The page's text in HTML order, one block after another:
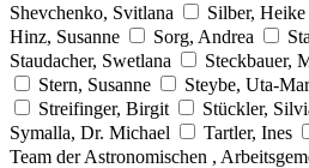
Shevchenko, Svitlana
Silber, Heike
Hinz, Susanne
Sorg, Andrea
Staudacher, Swetlana
Steckbauer,
Stern, Susanne
Steybe, Uta-
Streifinger, Birgit
Stückler,
Symalla, Dr. Michael
Tartler, Ines
Team der Astronomischen ,